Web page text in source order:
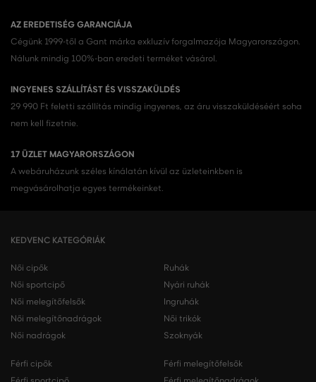
AZ EREDETISÉG GARANCIÁJA
Cégünk 1999-től a Gant márka exkluzív forgalmazója Magyarországon.
Nálunk mindig 100%-ban eredeti terméket vásárol.
INGYENES SZÁLLÍTÁST ÉS VISSZAKÜLDÉS
29 990 Ft feletti szállítás mindig ingyenes, az áru visszaküldéséért soha
nem kell fizetnie.
17 ÜZLET MAGYARORSZÁGON
A webáruházunk széles kínálatán kívül az üzleteinkben is
megvásárolhatja egyes termékeinket.
KEDVENC KATEGÓRIÁK
Női cipők
Női sportcipő
Női melegítőfelsők
Női melegítőnadrágok
Női nadrágok
Ruhák
Nyári ruhák
Ingruhák
Női trikók
Szoknyák
Férfi cipők
Férfi melegítőfelsők